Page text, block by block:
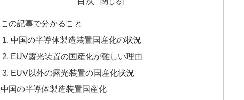
この記事で分かること
中国の半導体製造装置国産化の状況
EUV露光装置の国産化が難しい理由
EUV以外の露光装置の国産化状況
中国の半導体製造装置国産化